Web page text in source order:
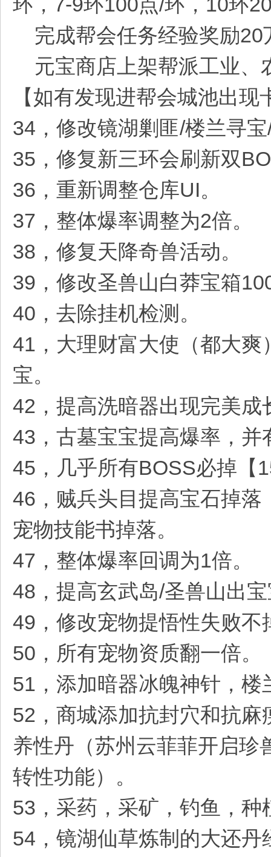
完成帮会任务经验奖励20
元宝商店上架帮派工业、
【如有发现进帮会城池出
34，修改镜湖剿匪/楼兰寻
35，修复新三环会刷新双
36，重新调整仓库UI。
37，整体爆率调整为2倍。
38，修复天降奇兽活动。
39，修改圣兽山白莽宝箱
40，去除挂机检测。
41，大理财富大使（都大
宝。
42，提高洗暗器出现完美成
43，古墓宝宝提高爆率，并
45，几乎所有BOSS必掉【
46，贼兵头目提高宝石掉
宠物技能书掉落。
47，整体爆率回调为1倍。
48，提高玄武岛/圣兽山出
49，修改宠物提悟性失败
50，所有宠物资质翻一倍。
51，添加暗器冰魄神针，
52，商城添加抗封穴和抗
养性丹（苏州云菲菲开启珍
转性功能）。
53，采药，采矿，钓鱼，
54，镜湖仙草炼制的大还